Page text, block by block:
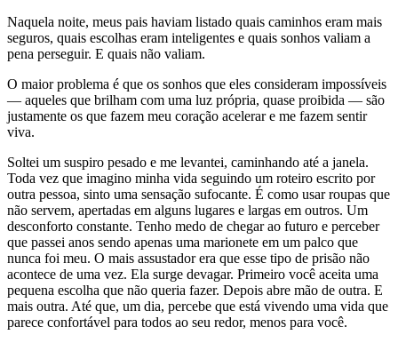
Naquela noite, meus pais haviam listado quais caminhos eram mais
seguros, quais escolhas eram inteligentes e quais sonhos valiam a
pena perseguir. E quais não valiam.
O maior problema é que os sonhos que eles consideram impossíveis
— aqueles que brilham com uma luz própria, quase proibida — são
justamente os que fazem meu coração acelerar e me fazem sentir
viva.
Soltei um suspiro pesado e me levantei, caminhando até a janela.
Toda vez que imagino minha vida seguindo um roteiro escrito por
outra pessoa, sinto uma sensação sufocante. É como usar roupas que
não servem, apertadas em alguns lugares e largas em outros. Um
desconforto constante. Tenho medo de chegar ao futuro e perceber
que passei anos sendo apenas uma marionete em um palco que
nunca foi meu. O mais assustador era que esse tipo de prisão não
acontece de uma vez. Ela surge devagar. Primeiro você aceita uma
pequena escolha que não queria fazer. Depois abre mão de outra. E
mais outra. Até que, um dia, percebe que está vivendo uma vida que
parece confortável para todos ao seu redor, menos para você.